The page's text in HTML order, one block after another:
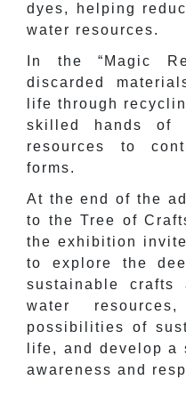
dyes, helping
water resources.
In the “Magic
discarded
life through
skilled hands of
resources to
forms.
At the end of the
to the Tree of
the exhibition
to explore the
sustainable
water
possibilities of
life, and develop a
awareness and